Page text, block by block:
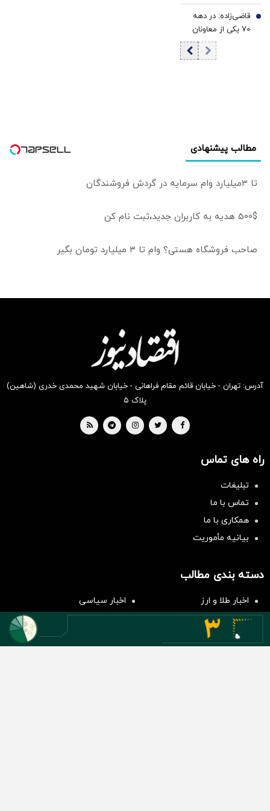
برای پایان جنگ
اوکراین؟
قاضی‌زاده: در دهه
70 یکی از معاونان
وزارت ارشاد،
مطبوعات را «شرّ
روزنامه‌نگاران کشور،
مجبور به مهاجرت
7
مطالب پیشنهادی
تا 3میلیارد وام سرمایه در گردش فروشندگان
500$ هدیه به کاربران جدید،ثبت نام کن
صاحب فروشگاه هستی؟ وام تا ۳ میلیارد تومان بگیر
آدرس: تهران - خیابان قائم مقام فراهانی - خیابان شهید محمدی خدری (شاهین)
پلاک ۵
راه های تماس
تبلیغات
تماس با ما
همکاری با ما
بیانیه مأموریت
دسته بندی مطالب
اخبار طلا و ارز
اخبار سیاسی
اخبار بورس
اخبار مسکن
اخبار خودرو